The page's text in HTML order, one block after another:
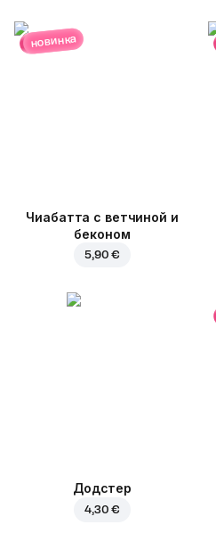
новинка
Чиабатта с ветчиной и
беконом
5,90 €
Додстер
4,30 €